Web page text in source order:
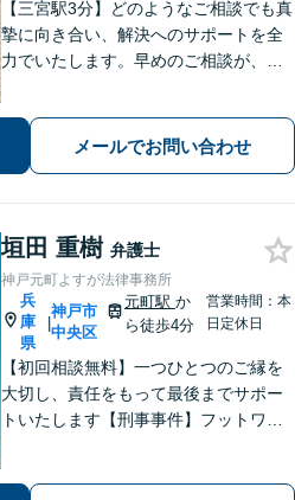
【三宮駅3分】どのようなご相談でも真
摯に向き合い、解決へのサポートを全
力でいたします。早めのご相談が、よ
可」【早期釈放の実績多数】【夜間や
休日相談も対応可能】
メールでお問い合わせ
垣田 重樹 弁護士
神戸元町よすが法律事務所
兵
庫
県
|
神戸市
中央区
元町駅 か
ら徒歩4分
営業時間：本
日定休日
【初回相談無料】一つひとつのご縁を
大切し、責任をもって最後までサポー
トいたします【刑事事件】フットワー